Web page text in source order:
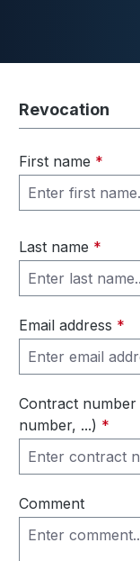
Revocation
First name *
Last name *
Email address *
Contract
number, ...) *
Comment